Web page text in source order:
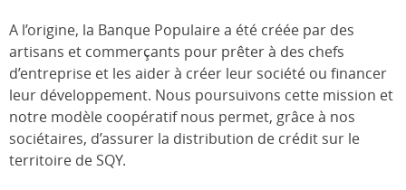
A l’origine, la Banque Populaire a été créée par des
artisans et commerçants pour prêter à des chefs
d’entreprise et les aider à créer leur société ou financer
leur développement. Nous poursuivons cette mission et
notre modèle coopératif nous permet, grâce à nos
sociétaires, d’assurer la distribution de crédit sur le
territoire de SQY.